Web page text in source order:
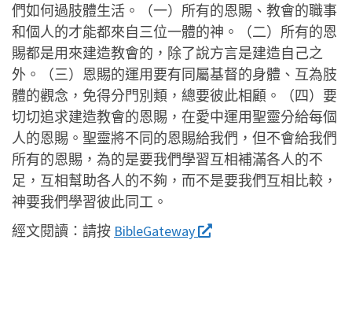
們如何過肢體生活。（一）所有的恩賜、教會的職事
和個人的才能都來自三位一體的神。（二）所有的恩
賜都是用來建造教會的，除了說方言是建造自己之
外。（三）恩賜的運用要有同屬基督的身體、互為肢
體的觀念，免得分門別類，總要彼此相顧。（四）要
切切追求建造教會的恩賜，在愛中運用聖靈分給每個
人的恩賜。聖靈將不同的恩賜給我們，但不會給我們
所有的恩賜，為的是要我們學習互相補滿各人的不
足，互相幫助各人的不夠，而不是要我們互相比較，
神要我們學習彼此同工。
經文閱讀： 請按 BibleGateway